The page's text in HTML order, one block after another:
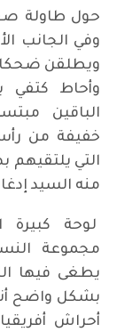
حول طاولة
وفي الجانب
ويطلقن
وأحاط كتفي
الباقين
خفيفة من
التي يلتقيهم
منه السيد
لوحة
مجموعة
يطغى فيها
بشكل واضح
أحراش